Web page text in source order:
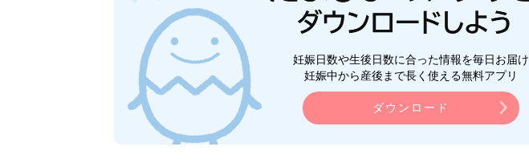
妊娠日数や生後日数に合った情報を毎日お届け
妊娠中から産後まで長く使える無料アプリ
ダウンロード